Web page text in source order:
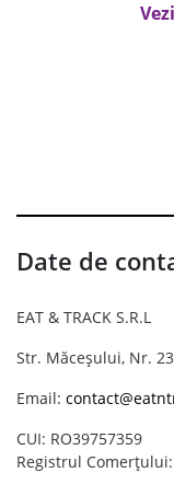
Date de
EAT & TRACK S.R.L
Str. Măceșului, Nr.
Email:
CUI: RO39757359
Registrul Comerțului: